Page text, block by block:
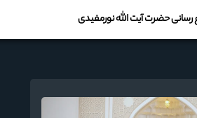
رسانی حضرت آیت الله نورمفیدی